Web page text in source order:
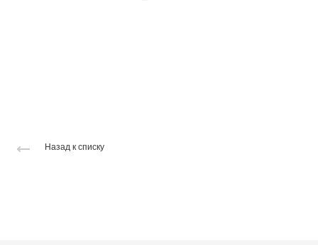
Назад к списку